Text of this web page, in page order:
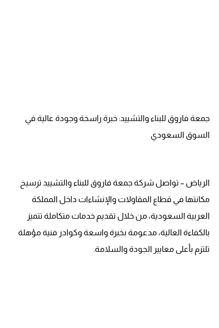
جمعة فاروق للبناء والتشييد: خبرة راسخة وجودة عالية في
السوق السعودي
الرياض – تواصل شركة جمعة فاروق للبناء والتشييد ترسيخ
مكانتها في قطاع المقاولات والإنشاءات داخل المملكة
العربية السعودية، من خلال تقديم خدمات متكاملة تتميز
بالكفاءة العالية، مدعومة بخبرة واسعة وكوادر فنية مؤهلة
تلتزم بأعلى معايير الجودة والسلامة.